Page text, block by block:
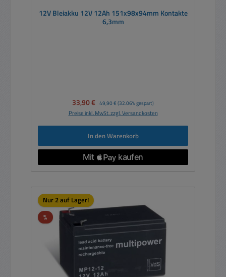
12V Bleiakku 12V 12Ah 151x98x94mm Kontakte
6,3mm
Verkaufspreis:
33,90 € Regulärer Preis:
49,90 € (32.06% gespart)
Preise inkl. MwSt. zzgl. Versandkosten
In den Warenkorb
Nur 2 auf Lager!
%Rabatt